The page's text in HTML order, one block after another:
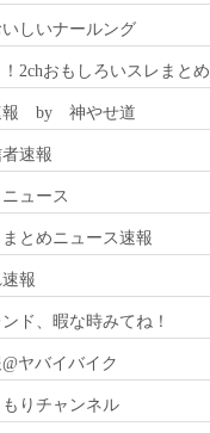
しいナールング
2chおもしろいスレまとめ
報 by 神やせ道
速報
ュース
とめニュース速報
報
ド、暇な時みてね！
ヤバイバイク
りチャンネル